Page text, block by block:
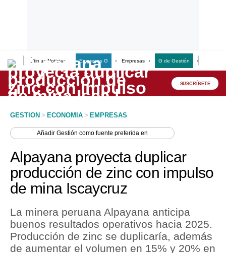
Últimas Noticias Empresas G Empresas G de Gestión
Lo último
Peru Quiosco
Economía
Mercados
Política
Tu Dinero
SUSCRÍBETE
GESTION > ECONOMIA > EMPRESAS
AñadirGestión como fuente preferida en
Alpayana proyecta duplicar
producción de zinc con impulso
de mina Iscaycruz
La minera peruana Alpayana anticipa
buenos resultados operativos hacia 2025.
Producción de zinc se duplicaría, además
de aumentar el volumen en 15% y 20% en